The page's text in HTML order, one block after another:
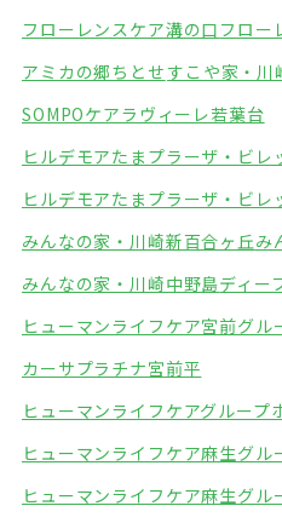
フローレンスケア溝の口 フロー
アミカの郷ちとせすこや家・川
SOMPOケアラヴィーレ若葉台
ヒルデモアたまプラーザ・ビレ
ヒルデモアたまプラーザ・ビレ
みんなの家・川崎新百合ヶ丘み
みんなの家・川崎中野島ディー
ヒューマンライフケア宮前グル
カーサプラチナ宮前平
ヒューマンライフケアグループ
ヒューマンライフケア麻生グル
ヒューマンライフケア麻生グル